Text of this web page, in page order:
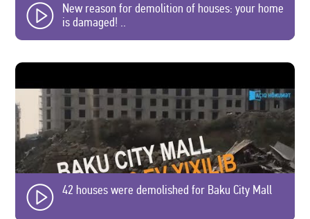
New reason for demolition of houses: your home
is damaged! ..
42 houses were demolished for Baku City Mall